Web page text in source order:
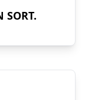
SORT.